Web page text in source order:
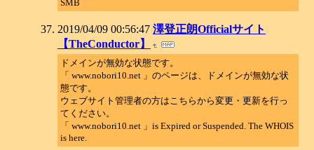
SMB
2019/04/09 00:56:47 澤登正朗Officialサイト
【TheConductor】
ドメインが無効な状態です。
「 www.nobori10.net 」のページは、ドメインが無効な状
態です。
ウェブサイト管理者の方はこちらから変更・更新を行っ
てください。
「 www.nobori10.net 」is Expired or Suspended. The WHOIS
is here.